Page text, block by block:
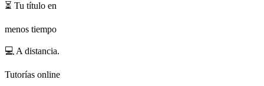
⏳ Tu título en
menos tiempo
💻 A distancia.
Tutorías online